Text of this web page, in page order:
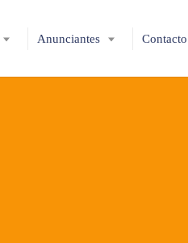
Anunciantes Contacto